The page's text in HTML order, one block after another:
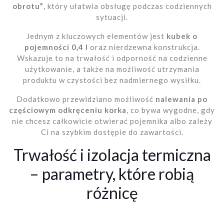
obrotu”, który ułatwia obsługę podczas codziennych
sytuacji.
Jednym z kluczowych elementów jest kubek o
pojemności 0,4 l oraz nierdzewna konstrukcja.
Wskazuje to na trwałość i odporność na codzienne
użytkowanie, a także na możliwość utrzymania
produktu w czystości bez nadmiernego wysiłku.
Dodatkowo przewidziano możliwość nalewania po
częściowym odkręceniu korka, co bywa wygodne, gdy
nie chcesz całkowicie otwierać pojemnika albo zależy
Ci na szybkim dostępie do zawartości.
Trwałość i izolacja termiczna
– parametry, które robią
różnicę